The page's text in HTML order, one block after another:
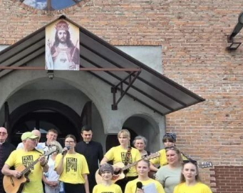
Sąd Biskupi
Wydawnictwo
Konta bankowe
Droga Neokatechumenalna
Grupy Modlitwy Ojca Pio
Żywy Różaniec
Wspólnota Krwi Chrystusa
Franciszkański Zakon
Świeckich
Skauci Króla
Bractwo św. Józefa